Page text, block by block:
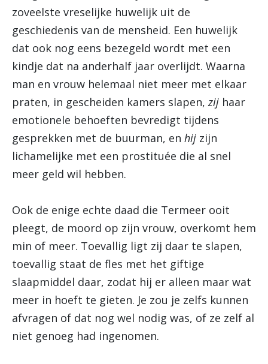
zoveelste vreselijke huwelijk uit de
geschiedenis van de mensheid. Een huwelijk
dat ook nog eens bezegeld wordt met een
kindje dat na anderhalf jaar overlijdt. Waarna
man en vrouw helemaal niet meer met elkaar
praten, in gescheiden kamers slapen,zij haar
emotionele behoeften bevredigt tijdens
gesprekken met de buurman, en hij zijn
lichamelijke met een prostituée die al snel
meer geld wil hebben.
Ook de enige echte daad die Termeer ooit
pleegt, de moord op zijn vrouw, overkomt hem
min of meer. Toevallig ligt zij daar te slapen,
toevallig staat de fles met het giftige
slaapmiddel daar, zodat hij er alleen maar wat
meer in hoeft te gieten. Je zou je zelfs kunnen
afvragen of dat nog wel nodig was, of ze zelf al
niet genoeg had ingenomen.